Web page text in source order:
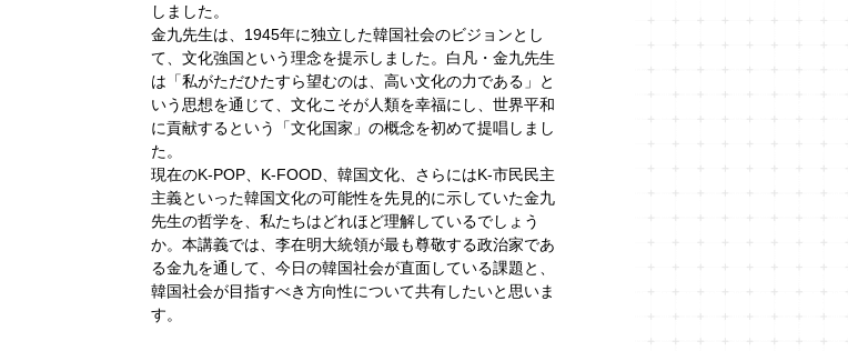
しました。
金九先生は、1945年に独立した韓国社会のビジョンとし
て、文化強国という理念を提示しました。白凡・金九先生
は「私がただひたすら望むのは、高い文化の力である」と
いう思想を通じて、文化こそが人類を幸福にし、世界平和
に貢献するという「文化国家」の概念を初めて提唱しまし
た。
現在のK-POP、K-FOOD、韓国文化、さらにはK-市民民主
主義といった韓国文化の可能性を先見的に示していた金九
先生の哲学を、私たちはどれほど理解しているでしょう
か。本講義では、李在明大統領が最も尊敬する政治家であ
る金九を通して、今日の韓国社会が直面している課題と、
韓国社会が目指すべき方向性について共有したいと思いま
す。